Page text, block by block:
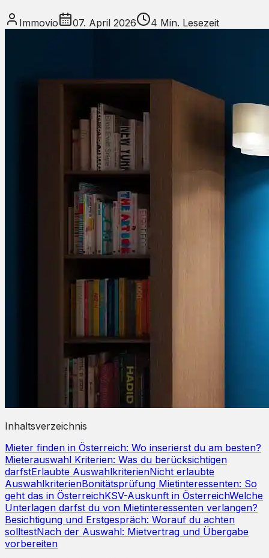
Immovio 07. April 2026 4 Min. Lesezeit
Inhaltsverzeichnis
Mieter finden in Österreich: Wo inserierst du am besten?
Mieterauswahl Kriterien: Was du berücksichtigen
darfstErlaubte AuswahlkriterienNicht erlaubte
AuswahlkriterienBonitätsprüfung Mietinteressenten: So
geht das in ÖsterreichKSV-Auskunft in ÖsterreichWelche
Unterlagen darfst du von Mietinteressenten verlangen?
Besichtigung und Erstgespräch: Worauf du achten
solltestNach der Auswahl: Mietvertrag und Übergabe
vorbereiten